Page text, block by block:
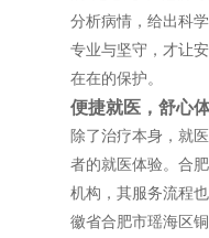
分析病情，给出科
专业与坚守，才让
在在的保护。
便捷就医，舒心
除了治疗本身，就
者的就医体验。合
机构，其服务流程
徽省合肥市瑶海区